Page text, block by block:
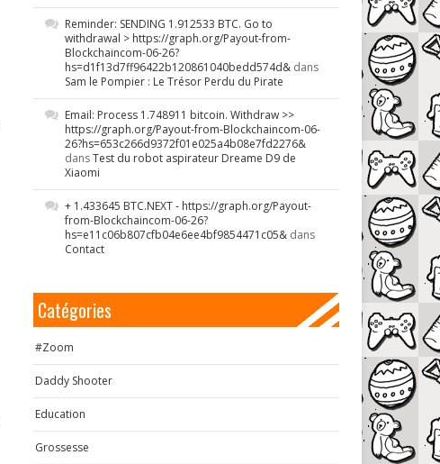
Reminder: SENDING 1.912533 BTC. Go to
withdrawal > https://graph.org/Payout-from-
Blockchaincom-06-26?
hs=d1f13d7ff96422b120861040bedd574d& dans
Sam le Pompier : Le Trésor Perdu du Pirate
Email: Process 1.748911 bitcoin. Withdraw >>
https://graph.org/Payout-from-Blockchaincom-06-
26?hs=653c266d9372f01e025a4b08e7fd2276&
dansTest du robot aspirateur Dreame D9 de
Xiaomi
+ 1.433645 BTC.NEXT - https://graph.org/Payout-
from-Blockchaincom-06-26?
hs=e11c06b807cfb04e6ee4bf9854471c05& dans
Contact
Catégories
#Zoom
Daddy Shooter
Education
Grossesse